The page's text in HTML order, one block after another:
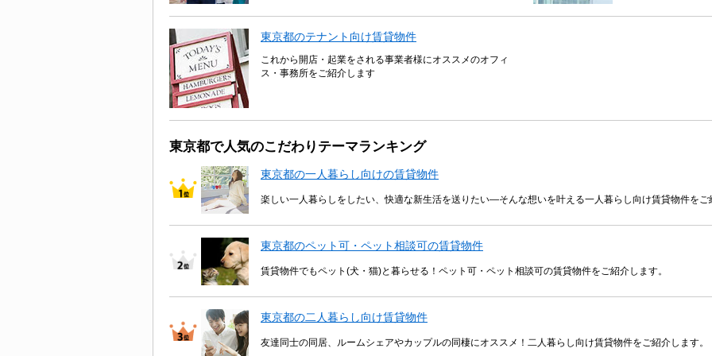
東京都のテナント向け賃貸物件
これから開店・起業をされる事業者様にオススメのオフィ
ス・事務所をご紹介します
東京都で人気のこだわりテーマランキング
東京都の一人暮らし向けの賃貸物件
楽しい一人暮らしをしたい、快適な新生活を送りたい―そんな想いを叶える一人暮らし向け賃貸物件をご
東京都のペット可・ペット相談可の賃貸物件
賃貸物件でもペット(犬・猫)と暮らせる！ペット可・ペット相談可の賃貸物件をご紹介します。
東京都の二人暮らし向け賃貸物件
友達同士の同居、ルームシェアやカップルの同棲にオススメ！二人暮らし向け賃貸物件をご紹介します。